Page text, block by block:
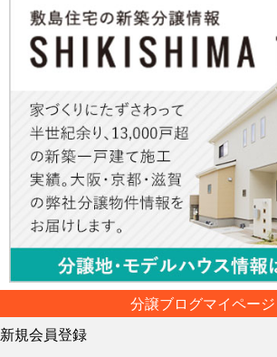
分譲ブログマイページ
新規会員登録